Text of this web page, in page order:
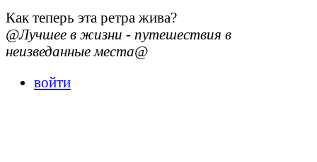
Как теперь эта ретра жива?
@Лучшее в жизни - путешествия в
неизведанные места@
войти